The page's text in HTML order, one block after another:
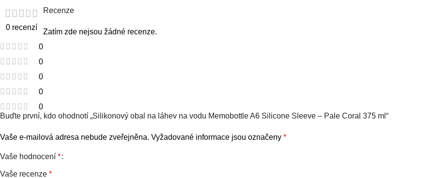
0 recenzí
0
0
0
0
0
Recenze
Zatím zde nejsou žádné recenze.
Buďte první, kdo ohodnotí „Silikonový obal na láhev na vodu Memobottle A6 Silicone Sleeve – Pale Coral 375 ml“
Vaše e-mailová adresa nebude zveřejněna. Vyžadované informace jsou označeny *
Vaše hodnocení *
Vaše recenze *